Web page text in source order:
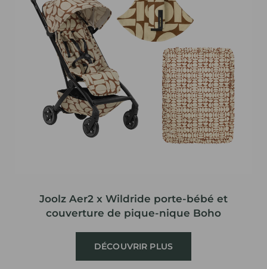
Joolz Aer2 x Wildride porte-bébé et
couverture de pique-nique Boho
DÉCOUVRIR PLUS